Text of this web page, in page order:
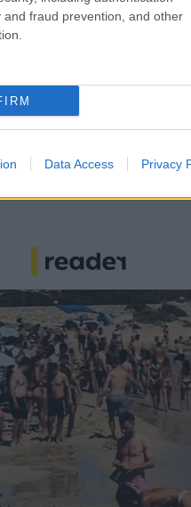
and fraud prevention, and other
Data Access Privacy
μυστικό της Κρήτης: Το
μαγευτική παραλία στο